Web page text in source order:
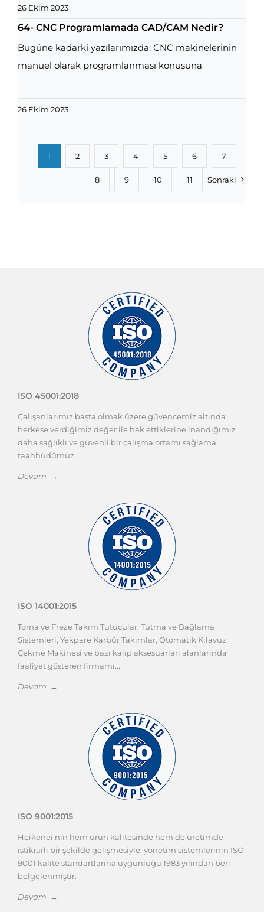
26 Ekim 2023
64- CNC Programlamada CAD/CAM Nedir?
Bugüne kadarki yazılarımızda, CNC makinelerinin
manuel olarak programlanması konusuna
26 Ekim 2023
1 2 3 4 5 6 7
8 9 10 11 Sonraki
ISO 45001:2018
Çalışanlarımız başta olmak üzere güvencemiz altında
herkese verdiğimiz değer ile hak ettiklerine inandığımız
daha sağlıklı ve güvenli bir çalışma ortamı sağlama
taahhüdümüz...
Devam →
ISO 14001:2015
Torna ve Freze Takım Tutucular, Tutma ve Bağlama
Sistemleri, Yekpare Karbür Takımlar, Otomatik Kılavuz
Çekme Makinesi ve bazı kalıp aksesuarları alanlarında
faaliyet gösteren firmamı...
Devam →
ISO 9001:2015
Heikenei'nin hem ürün kalitesinde hem de üretimde
istikrarlı bir şekilde gelişmesiyle, yönetim sistemlerinin ISO
9001 kalite standartlarına uygunluğu 1983 yılından beri
belgelenmiştir.
Devam →